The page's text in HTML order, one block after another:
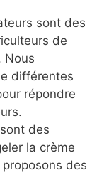
sont des
de
Nous
différentes
répondre
des
la crème
des